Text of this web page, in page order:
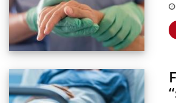
dengue,
se passe-t-
de la France ?
La sieste
dormir